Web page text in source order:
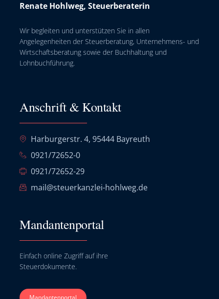
Renate Hohlweg, Steuerberaterin
Wir begleiten und unterstützen Sie in allen
Angelegenheiten der Steuerberatung, Unternehmens- und
Wirtschaftsberatung sowie der Buchhaltung und
Lohnbuchführung.
Anschrift & Kontakt
Harburgerstr. 4, 95444 Bayreuth
0921/72652-0
0921/72652-29
mail@steuerkanzlei-hohlweg.de
Mandantenportal
Einfach online Zugriff auf ihre
Steuerdokumente.